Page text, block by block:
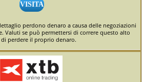
VISITA
perdono denaro a causa delle negoziazioni
Valuti se può permettersi di correre questo alto
di perdere il proprio denaro.